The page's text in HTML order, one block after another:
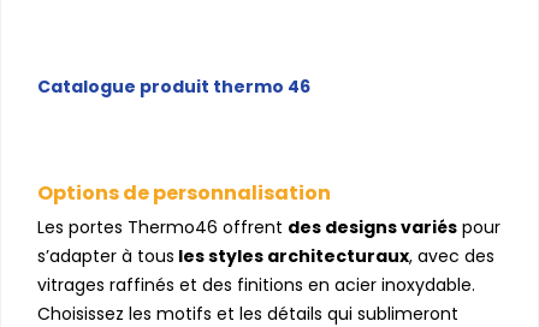
Catalogue produit thermo 46
Options de personnalisation
Les portes Thermo46 offrent des designs variés pour
s’adapter à tous les styles architecturaux, avec des
vitrages raffinés et des finitions en acier inoxydable.
Choisissez les motifs et les détails qui sublimeront